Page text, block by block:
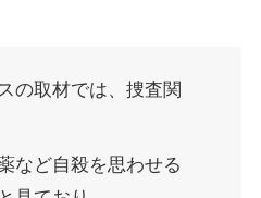
の取材では、捜査関
など自殺を思わせる